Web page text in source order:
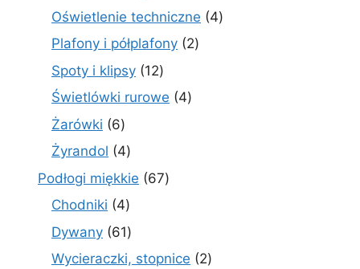
produkt
Oświetlenie techniczne 44
Plafony i półplafony 22
Spoty i klipsy 1212
produktów
Świetlówki rurowe 44
Żarówki 66
produktów
Żyrandol 44
produkty
Podłogi miękkie 6767
Chodniki 44
produkty
Dywany 6161
produktów
Wycieraczki, stopnice 22